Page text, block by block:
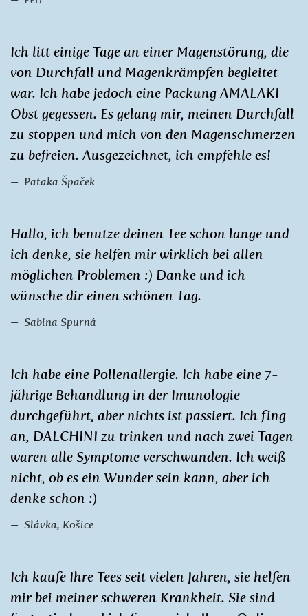
Ich litt einige Tage an einer Magenstörung, die
von Durchfall und Magenkrämpfen begleitet
war. Ich habe jedoch eine Packung AMALAKI-
Obst gegessen. Es gelang mir, meinen Durchfall
zu stoppen und mich von den Magenschmerzen
zu befreien. Ausgezeichnet, ich empfehle es!
Pataka Špaček
Hallo, ich benutze deinen Tee schon lange und
ich denke, sie helfen mir wirklich bei allen
möglichen Problemen :) Danke und ich
wünsche dir einen schönen Tag.
Sabina Spurná
Ich habe eine Pollenallergie. Ich habe eine 7-
jährige Behandlung in der Imunologie
durchgeführt, aber nichts ist passiert. Ich fing
an, DALCHINI zu trinken und nach zwei Tagen
waren alle Symptome verschwunden. Ich weiß
nicht, ob es ein Wunder sein kann, aber ich
denke schon :)
Slávka, Košice
Ich kaufe Ihre Tees seit vielen Jahren, sie helfen
mir bei meiner schweren Krankheit. Sie sind